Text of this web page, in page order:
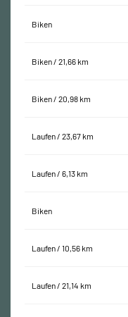
Biken
Biken / 21,66 km
Biken / 20,98 km
Laufen / 23,67 km
Laufen / 6,13 km
Biken
Laufen / 10,56 km
Laufen / 21,14 km